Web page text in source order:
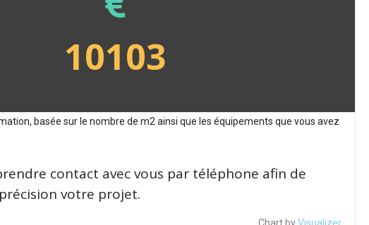
10103
basée sur le nombre de m2 ainsi que les équipements que vous avez
contact avec vous par téléphone afin de
votre projet.
Chart byVisualizer